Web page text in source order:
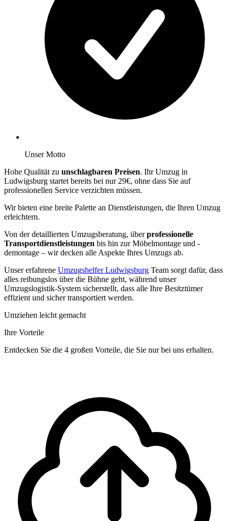
Unser Motto
Hohe Qualität zu unschlagbaren Preisen. Ihr Umzug in
Ludwigsburg startet bereits bei nur 29€, ohne dass Sie auf
professionellen Service verzichten müssen.
Wir bieten eine breite Palette an Dienstleistungen, die Ihren Umzug
erleichtern.
Von der detaillierten Umzugsberatung, überprofessionelle
Transportdienstleistungen bis hin zur Möbelmontage und -
demontage – wir decken alle Aspekte Ihres Umzugs ab.
Unser erfahrene Umzugshelfer Ludwigsburg Team sorgt dafür, dass
alles reibungslos über die Bühne geht, während unser
Umzugslogistik-System sicherstellt, dass alle Ihre Besitztümer
effizient und sicher transportiert werden.
Umziehen leicht gemacht
Ihre Vorteile
Entdecken Sie die 4 großen Vorteile, die Sie nur bei uns erhalten.